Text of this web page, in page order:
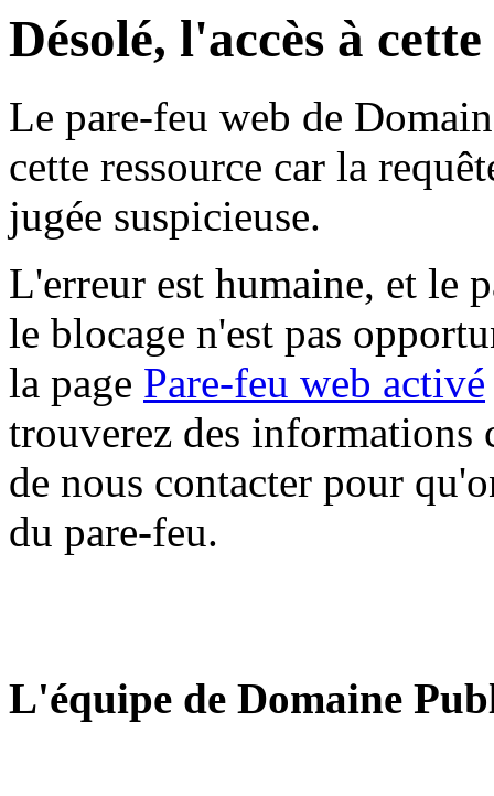
Désolé, l'accès à
Le pare-feu web de
cette ressource car la
jugée suspicieuse.
L'erreur est humaine, et le
le blocage n'est pas
la page Pare-feu web activé
trouverez des informations
de nous contacter pour
du pare-feu.
L'équipe de Domaine